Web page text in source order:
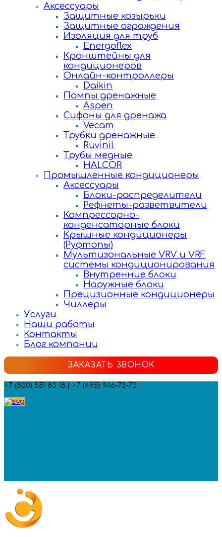
Аксессуары
Защитные козырьки
Защитные ограждения
Изоляция для труб
Energoflex
Кронштейны для
кондиционеров
Онлайн-контроллеры
Daikin
Помпы дренажные
Aspen
Сифоны для дренажа
Vecam
Трубки дренажные
Ruvinil
Трубы медные
HALCOR
Промышленные кондиционеры
Аксессуары
Блоки-распределители
Рефнеты-разветвители
Компрессорно-
конденсаторные блоки
Крышные кондиционеры
(Руфтопы)
Мультизональные VRV и VRF
системы кондиционирования
Внутренние блоки
Наружные блоки
Прецизионные кондиционеры
Чиллеры
Услуги
Наши работы
Контакты
Блог компании
ЗАКАЗАТЬ ЗВОНОК
+7 (800) 551 80 18 | +7 (495) 946-73-73